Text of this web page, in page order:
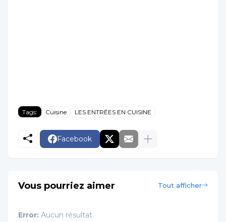
Tags: Cuisine LES ENTRÉES EN CUISINE
Facebook
Vous pourriez aimer Tout afficher
Error: Aucun résultat.